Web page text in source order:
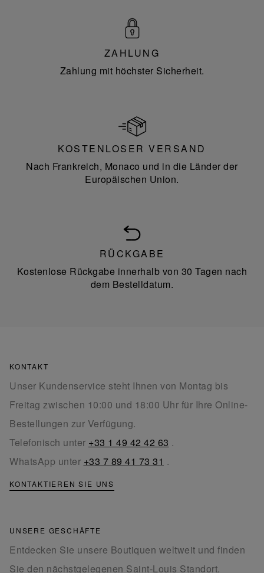
ZAHLUNG
Zahlung mit höchster Sicherheit.
KOSTENLOSER VERSAND
Nach Frankreich, Monaco und in die Länder der
Europäischen Union.
RÜCKGABE
Kostenlose Rückgabe innerhalb von 30 Tagen nach
dem Bestelldatum.
KONTAKT
Unser Kundenservice steht Ihnen von Montag bis
Freitag zwischen 10:00 und 18:00 Uhr für Ihre Online-
Bestellungen zur Verfügung.
Telefonisch unter +33 1 49 42 42 63 .
WhatsApp unter +33 7 89 41 73 31 .
KONTAKTIEREN SIE UNS
UNSERE GESCHÄFTE
Entdecken Sie unsere Boutiquen weltweit und finden
Sie den nächstgelegenen Saint-Louis Standort.